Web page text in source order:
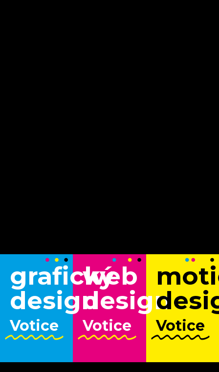
grafický
design
Votice
web
design
Votice Votice